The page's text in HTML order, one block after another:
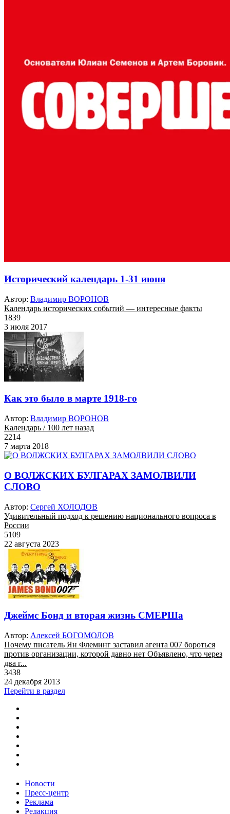
Исторический календарь 1-31 июня
Автор: Владимир ВОРОНОВ
Календарь исторических событий — интересные факты
1839
3 июля 2017
Как это было в марте 1918-го
Автор: Владимир ВОРОНОВ
Календарь / 100 лет назад
2214
7 марта 2018
О ВОЛЖСКИХ БУЛГАРАХ ЗАМОЛВИЛИ
СЛОВО
Автор: Сергей ХОЛОДОВ
Удивительный подход к решению национального вопроса в
России
5109
22 августа 2023
Джеймс Бонд и вторая жизнь СМЕРШа
Автор: Алексей БОГОМОЛОВ
Почему писатель Ян Флеминг заставил агента 007 бороться
против организации, которой давно нет Объявлено, что через
два г...
3438
24 декабря 2013
Перейти в раздел
Новости
Пресс-центр
Реклама
Редакция